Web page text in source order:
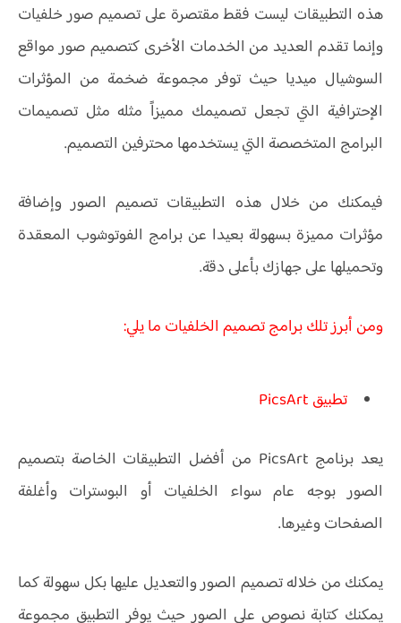
هذه التطبيقات ليست فقط مقتصرة على تصميم صور خلفيات
وإنما تقدم العديد من الخدمات الأخرى كتصميم صور مواقع
السوشيال ميديا حيث توفر مجموعة ضخمة من المؤثرات
الإحترافية التي تجعل تصميمك مميزاً مثله مثل تصميمات
البرامج المتخصصة التي يستخدمها محترفين التصميم.
فيمكنك من خلال هذه التطبيقات تصميم الصور وإضافة
مؤثرات مميزة بسهولة بعيدا عن برامج الفوتوشوب المعقدة
وتحميلها على جهازك بأعلى دقة.
ومن أبرز تلك برامج تصميم الخلفيات ما يلي:
تطبيق PicsArt
يعد برنامج PicsArt من أفضل التطبيقات الخاصة بتصميم
الصور بوجه عام سواء الخلفيات أو البوسترات وأغلفة
الصفحات وغيرها.
يمكنك من خلاله تصميم الصور والتعديل عليها بكل سهولة كما
يمكنك كتابة نصوص على الصور حيث يوفر التطبيق مجموعة